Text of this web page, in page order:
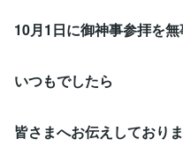
10月1日に御神事参拝を
いつもでしたら
皆さまへお伝えしており